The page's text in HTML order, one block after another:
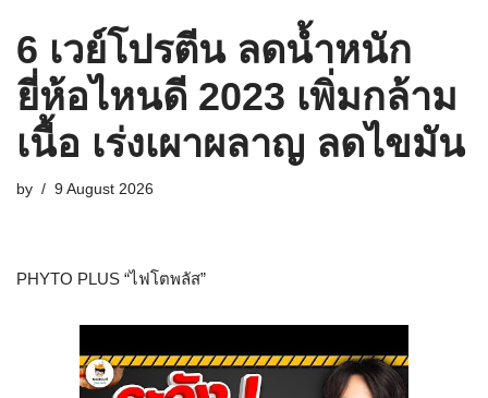
6 เวย์โปรตีน ลดน้ำหนัก
ยี่ห้อไหนดี 2023 เพิ่มกล้าม
เนื้อ เร่งเผาผลาญ ลดไขมัน
by 9 August 2026
PHYTO PLUS “ไฟโตพลัส”